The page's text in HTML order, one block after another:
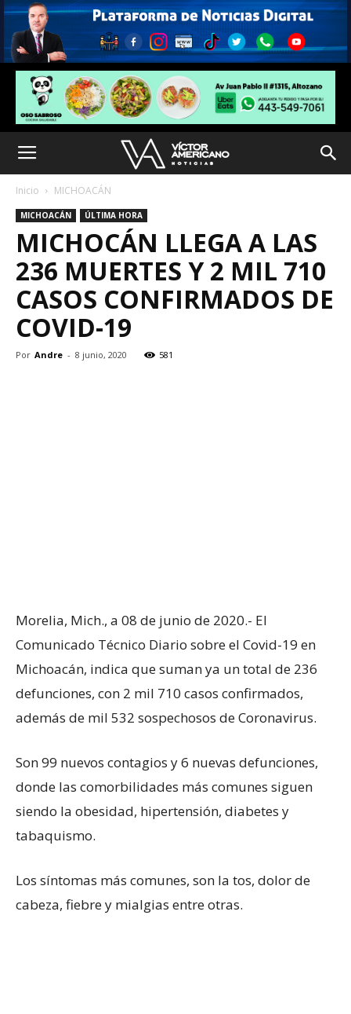
Inicio MICHOACÁN
MICHOACÁN ÚLTIMA HORA
MICHOCÁN LLEGA A LAS
236 MUERTES Y 2 MIL 710
CASOS CONFIRMADOS DE
COVID-19
Por Andre - 8 junio, 2020 581
Morelia, Mich., a 08 de junio de 2020.- El
Comunicado Técnico Diario sobre el Covid-19 en
Michoacán, indica que suman ya un total de 236
defunciones, con 2 mil 710 casos confirmados,
además de mil 532 sospechosos de Coronavirus.
Son 99 nuevos contagios y 6 nuevas defunciones,
donde las comorbilidades más comunes siguen
siendo la obesidad, hipertensión, diabetes y
tabaquismo.
Los síntomas más comunes, son la tos, dolor de
cabeza, fiebre y mialgias entre otras.